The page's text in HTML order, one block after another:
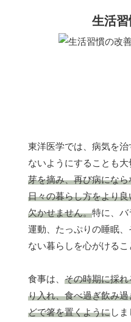
生活
東洋医学では、病気を
ないようにすることも大
芽を摘み、再び病にな
日々の暮らし方をより
欠かせません。特に、バ
運動、たっぷりの睡眠
ない暮らしを心がけるこ
食事は、 その時期に採
り入れ、食べ過ぎ飲み
どで箸を置くようにし